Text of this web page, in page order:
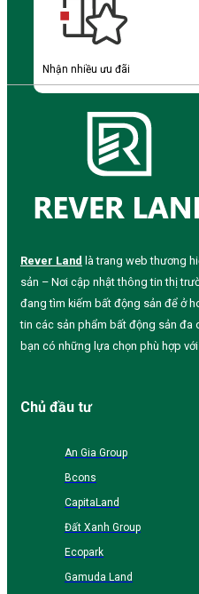
Nhận nhiều ưu đãi
Rever Land là trang web thương
sản – Nơi cập nhật thông tin thị
đang tìm kiếm bất động sản để ở
tin các sản phẩm bất động sản đa
bạn có những lựa chọn phù hợp với
Chủ đầu tư
An Gia Group
Bcons
CapitaLand
Đất Xanh Group
Ecopark
Gamuda Land